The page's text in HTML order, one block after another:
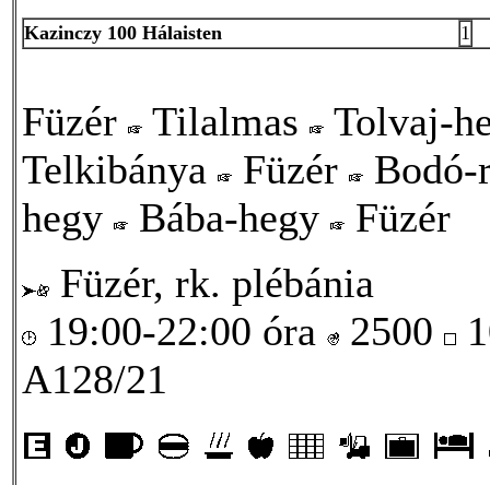
Kazinczy 100 Hálaisten 1
Füzér Tilalmas
Tolvaj-
Telkibánya
Füzér
hegy
Bába-hegy
Füzér
Füzér, rk. plébánia
19:00-22:00 óra
2500
A128/21